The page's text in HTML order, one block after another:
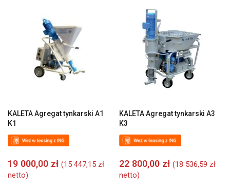
KALETA Agregat tynkarski A1
K1
19 000,00 zł (15 447,15 zł
netto)
KALETA Agregat tynkarski A3
K3
22 800,00 zł (18 536,59 zł
netto)